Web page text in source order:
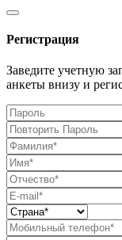
Регистрация
Заведите учетную
анкеты внизу и